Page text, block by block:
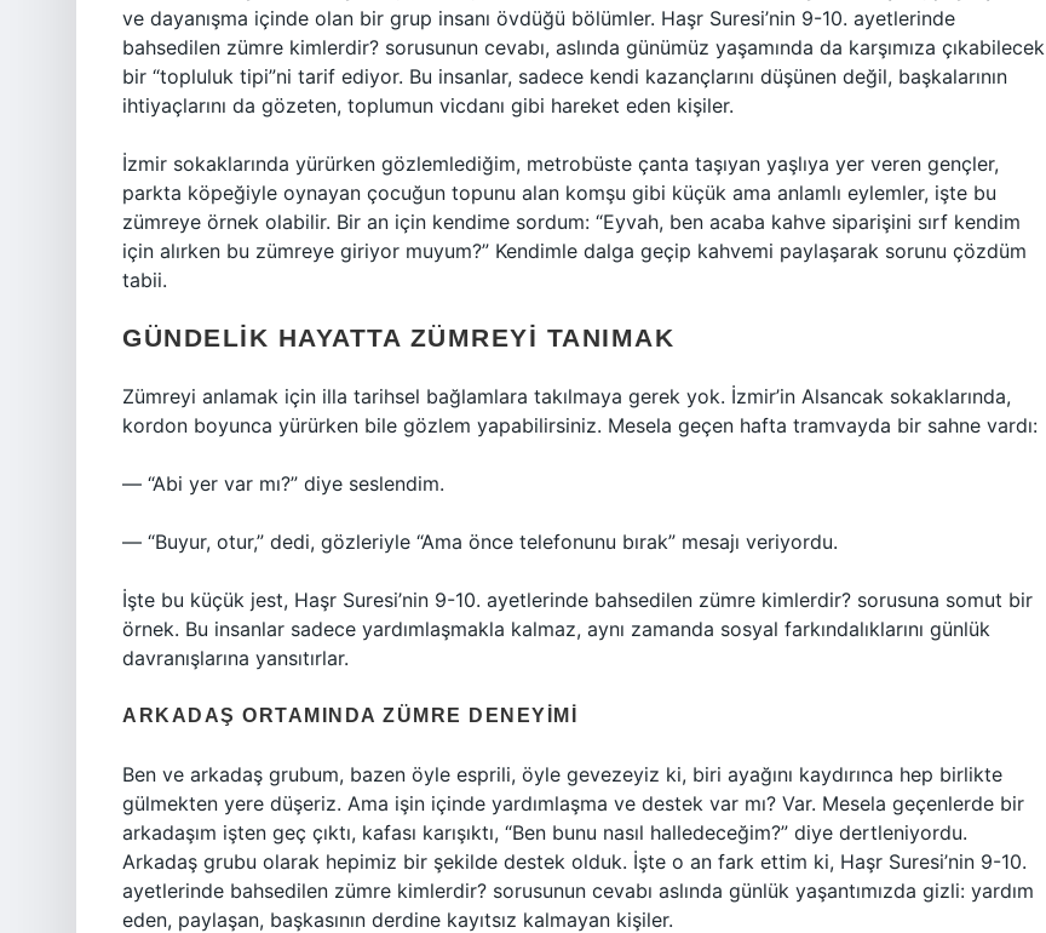
ve dayanışma içinde olan bir grup insanı övdüğü bölümler. Haşr Suresi’nin 9-10. ayetlerinde
bahsedilen zümre kimlerdir? sorusunun cevabı, aslında günümüz yaşamında da karşımıza çıkabilecek
bir “topluluk tipi”ni tarif ediyor. Bu insanlar, sadece kendi kazançlarını düşünen değil, başkalarının
ihtiyaçlarını da gözeten, toplumun vicdanı gibi hareket eden kişiler.
İzmir sokaklarında yürürken gözlemlediğim, metrobüste çanta taşıyan yaşlıya yer veren gençler,
parkta köpeğiyle oynayan çocuğun topunu alan komşu gibi küçük ama anlamlı eylemler, işte bu
zümreye örnek olabilir. Bir an için kendime sordum: “Eyvah, ben acaba kahve siparişini sırf kendim
için alırken bu zümreye giriyor muyum?” Kendimle dalga geçip kahvemi paylaşarak sorunu çözdüm
tabii.
GÜNDELIK HAYATTA ZÜMREYI TANIMAK
Zümreyi anlamak için illa tarihsel bağlamlara takılmaya gerek yok. İzmir’in Alsancak sokaklarında,
kordon boyunca yürürken bile gözlem yapabilirsiniz. Mesela geçen hafta tramvayda bir sahne vardı:
— “Abi yer var mı?” diye seslendim.
— “Buyur, otur,” dedi, gözleriyle “Ama önce telefonunu bırak” mesajı veriyordu.
İşte bu küçük jest, Haşr Suresi’nin 9-10. ayetlerinde bahsedilen zümre kimlerdir? sorusuna somut bir
örnek. Bu insanlar sadece yardımlaşmakla kalmaz, aynı zamanda sosyal farkındalıklarını günlük
davranışlarına yansıtırlar.
ARKADAŞ ORTAMINDA ZÜMRE DENEYIMI
Ben ve arkadaş grubum, bazen öyle esprili, öyle gevezeyiz ki, biri ayağını kaydırınca hep birlikte
gülmekten yere düşeriz. Ama işin içinde yardımlaşma ve destek var mı? Var. Mesela geçenlerde bir
arkadaşım işten geç çıktı, kafası karışıktı, “Ben bunu nasıl halledeceğim?” diye dertleniyordu.
Arkadaş grubu olarak hepimiz bir şekilde destek olduk. İşte o an fark ettim ki, Haşr Suresi’nin 9-10.
ayetlerinde bahsedilen zümre kimlerdir? sorusunun cevabı aslında günlük yaşantımızda gizli: yardım
eden, paylaşan, başkasının derdine kayıtsız kalmayan kişiler.